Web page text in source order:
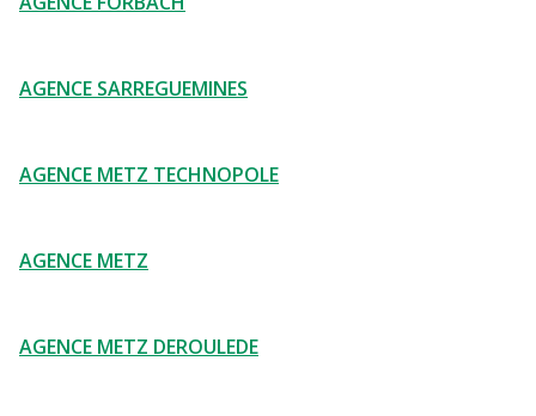
AGENCE SARREGUEMINES
AGENCE METZ TECHNOPOLE
AGENCE METZ
AGENCE METZ DEROULEDE